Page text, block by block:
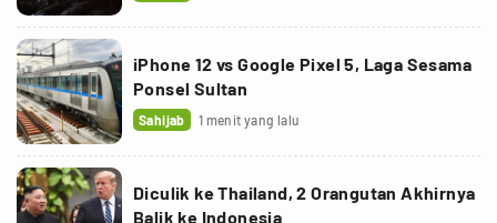
iPhone 12 vs Google Pixel 5, Laga Sesama
Ponsel Sultan
Sahijab 1 menit yang lalu
Diculik ke Thailand, 2 Orangutan Akhirnya
Balik ke Indonesia